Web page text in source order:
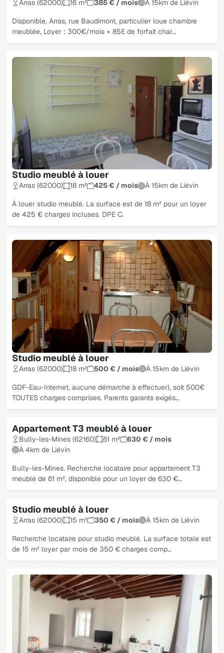
Arras (62000) 16 m² 385 € / mois À 15km de Liévin
Disponible, Arras, rue Baudimont, particulier loue chambre
meublée, Loyer : 300€/mois + 85E de forfait char…
Studio meublé à louer
Arras (62000) 18 m² 425 € / mois À 15km de Liévin
À louer studio meublé. La surface est de 18 m² pour un loyer
de 425 € charges incluses. DPE C.
Studio meublé à louer
Arras (62000) 18 m² 500 € / mois À 15km de Liévin
GDF-Eau-Internet, aucune démarche à effectuer), soit 500€
TOUTES charges comprises. Parents garants exigés…
Appartement T3 meublé à louer
Bully-les-Mines (62160) 61 m²
630 € / mois
À 4km de Liévin
Bully-les-Mines. Recherche locataire pour appartement T3
meublé de 61 m², disponible pour un loyer de 630 €…
Studio meublé à louer
Arras (62000) 15 m² 350 € / mois À 15km de Liévin
Recherche locataire pour studio meublé. La surface totale est
de 15 m² loyer par mois de 350 € charges comp…